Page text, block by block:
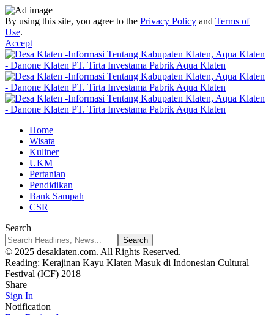
By using this site, you agree to the Privacy Policy and Terms of
Use.
Accept
Home
Wisata
Kuliner
UKM
Pertanian
Pendidikan
Bank Sampah
CSR
Search
© 2025 desaklaten.com. All Rights Reserved.
Reading: Kerajinan Kayu Klaten Masuk di Indonesian Cultural
Festival (ICF) 2018
Share
Sign In
Notification